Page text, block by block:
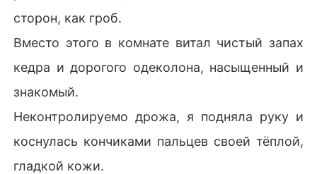
сторон, как гроб.
Вместо этого в комнате витал чистый запах
кедра и дорогого одеколона, насыщенный и
знакомый.
Неконтролируемо дрожа, я подняла руку и
коснулась кончиками пальцев своей тёплой,
гладкой кожи.